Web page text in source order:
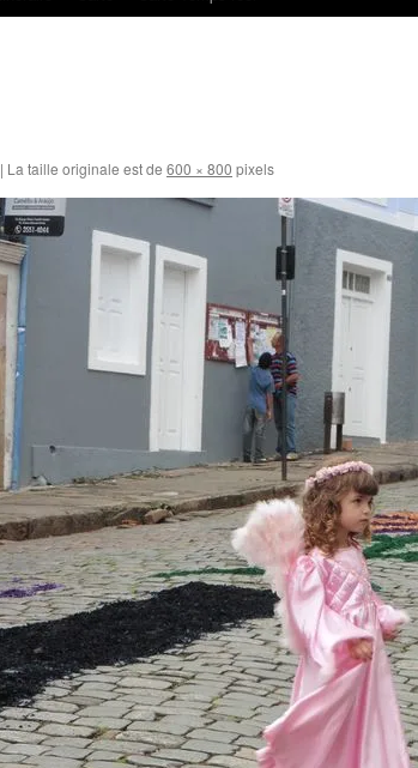
| La taille originale est de 600 × 800 pixels